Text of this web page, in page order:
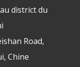
district du
Road,
Chine